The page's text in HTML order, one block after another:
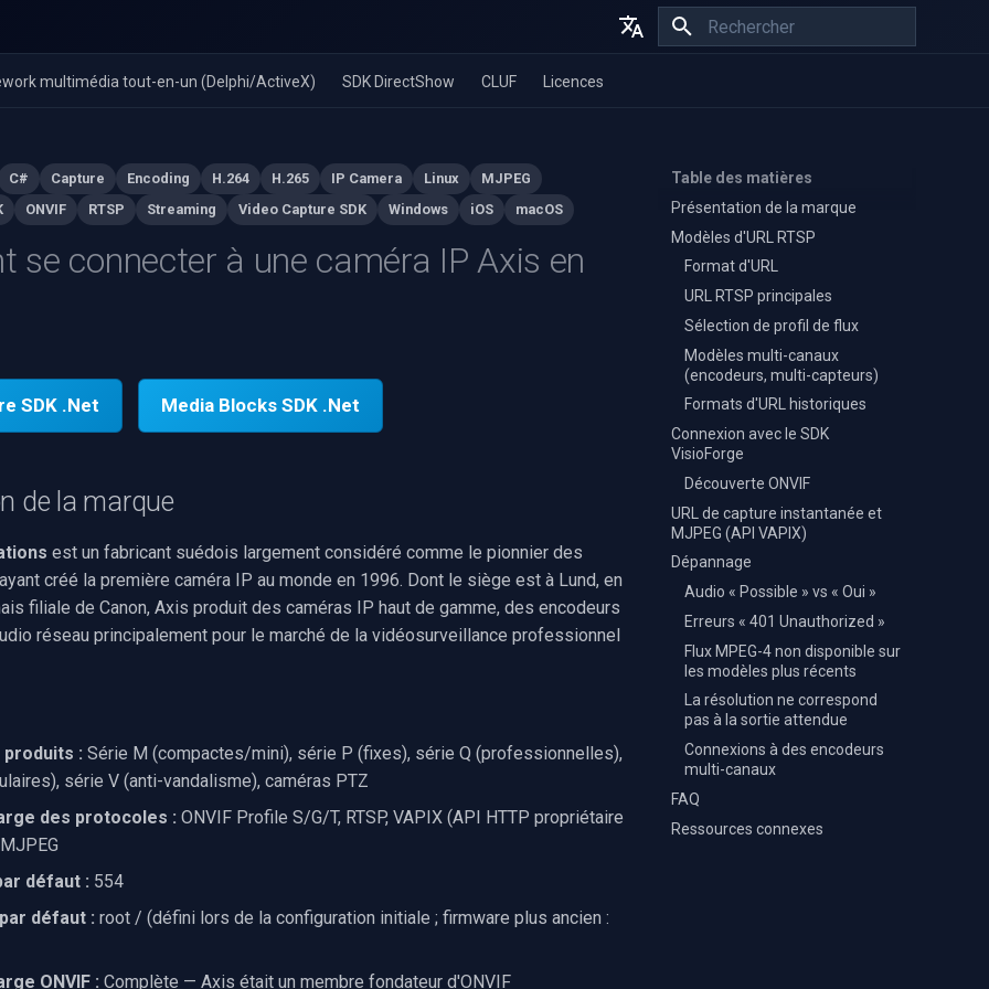
English
multimédia tout-en-un (Delphi/ActiveX) SDK DirectShow CLUF Licences
Table des matières
Présentation de la marque
Modèles d'URL RTSP
Format d'URL
URL RTSP principales
Sélection de profil de flux
Modèles multi-canaux
(encodeurs, multi-capteurs)
Formats d'URL historiques
Connexion avec le SDK
VisioForge
Découverte ONVIF
URL de capture instantanée et
MJPEG (API VAPIX)
Dépannage
Audio « Possible » vs « Oui »
Erreurs « 401 Unauthorized »
Flux MPEG-4 non disponible sur
les modèles plus récents
La résolution ne correspond
pas à la sortie attendue
Connexions à des encodeurs
multi-canaux
FAQ
Ressources connexes
C# Capture Encoding H.264 H.265 IP Camera Linux
MJPEG
ONVIF RTSP Streaming Video Capture SDK Windows iOS macOS
se connecter à une caméra IP Axis en
SDK .Net Media Blocks SDK .Net
de la marque
est un fabricant suédois largement considéré comme le pionnier des
créé la première caméra IP au monde en 1996. Dont le siège est à Lund, en
filiale de Canon, Axis produit des caméras IP haut de gamme, des encodeurs
réseau principalement pour le marché de la vidéosurveillance professionnel
produits : Série M (compactes/mini), série P (fixes), série Q (professionnelles),
série V (anti-vandalisme), caméras PTZ
des protocoles : ONVIF Profile S/G/T, RTSP, VAPIX (API HTTP propriétaire
défaut : 554
défaut : root / (défini lors de la configuration initiale ; firmware plus ancien :
ONVIF : Complète — Axis était un membre fondateur d'ONVIF